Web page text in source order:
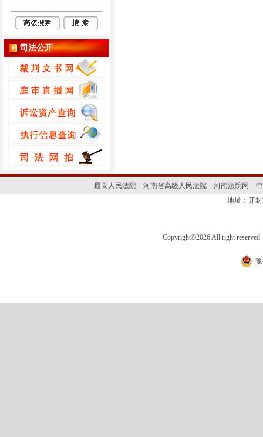
司法公开
最高人民法院 河南省高级人民法院 河南法院网
地址：开
Copyright©2026 All right